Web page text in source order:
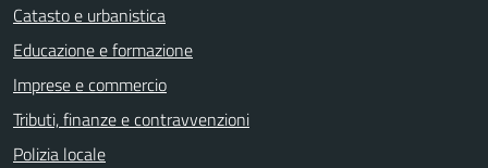
Catasto e urbanistica
Educazione e formazione
Imprese e commercio
Tributi, finanze e contravvenzioni
Polizia locale